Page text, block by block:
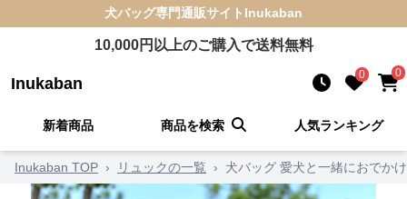
犬バッグ専門通販サイト Inukaban
10,000円以上のご購入で送料無料
Inukaban 0 0
新着商品 商品を検索 人気ランキング
Inukaban TOP › リュックの一覧 › 犬バッグ 愛犬と一緒におでか